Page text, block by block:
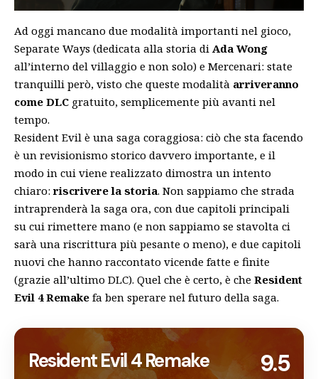
Ad oggi mancano due modalità importanti nel gioco,
Separate Ways (dedicata alla storia di Ada Wong
all’interno del villaggio e non solo) e Mercenari: state
tranquilli però, visto che queste modalità arriveranno
come DLC gratuito, semplicemente più avanti nel
tempo.
Resident Evil è una saga coraggiosa: ciò che sta facendo
è un revisionismo storico davvero importante, e il
modo in cui viene realizzato dimostra un intento
chiaro:riscrivere la storia. Non sappiamo che strada
intraprenderà la saga ora, con due capitoli principali
su cui rimettere mano (e non sappiamo se stavolta ci
sarà una riscrittura più pesante o meno), e due capitoli
nuovi che hanno raccontato vicende fatte e finite
(grazie all’ultimo DLC). Quel che è certo, è che Resident
Evil 4 Remake fa ben sperare nel futuro della saga.
Resident Evil 4 Remake 9.5